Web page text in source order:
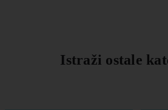
Istraži ostale